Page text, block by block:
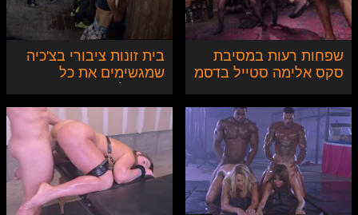
שפחות רעות במסיבת
סקס אלימה סטייל בדסמ
בית זונות ציבורי בצ'כיה
שמגשימים את כל